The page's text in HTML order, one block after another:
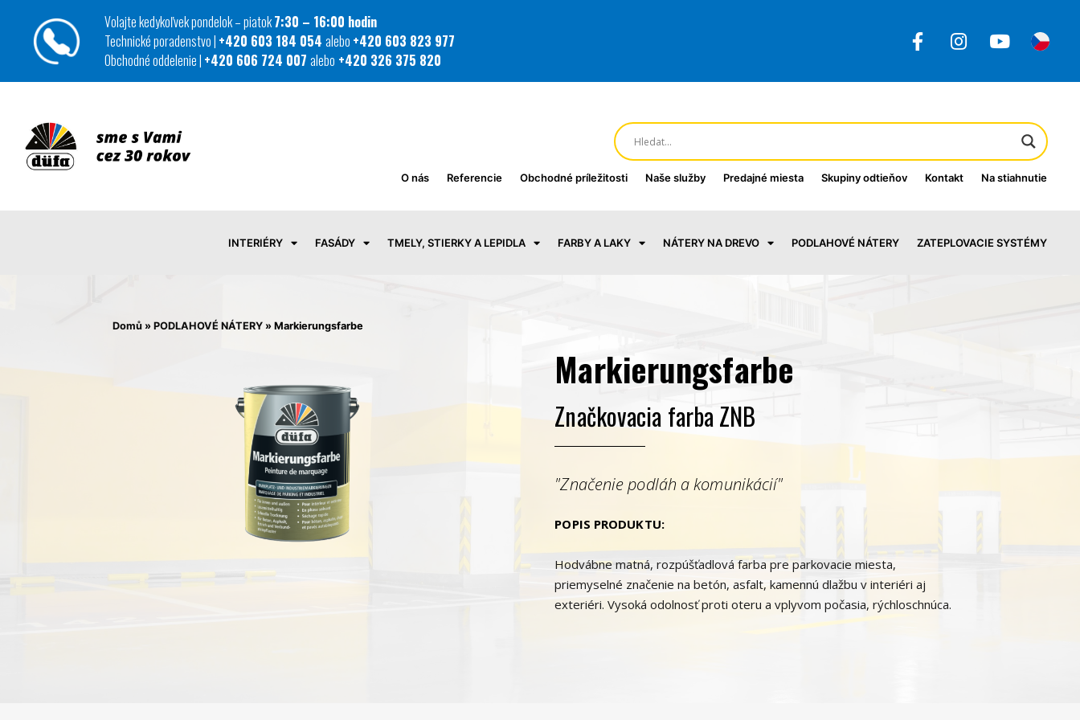
Volajte kedykoľvek pondelok – piatok7:30 – 16:00 hodin
Technické poradenstvo | +420 603 184 054alebo +420 603 823 977
Obchodné oddelenie | +420 606 724 007alebo +420 326 375 820
O nás Referencie Obchodné príležitosti Naše služby Predajné miesta Skupiny odtieňov Kontakt Na stiahnutie
INTERIÉRY FASÁDY TMELY, STIERKY A LEPIDLA FARBY A LAKY NÁTERY NA DREVO PODLAHOVÉ NÁTERY ZATEPLOVACIE SYSTÉMY
Domů » PODLAHOVÉ NÁTERY » Markierungsfarbe
Markierungsfarbe
Značkovacia farba ZNB
"Značenie podláh a komunikácií"
POPIS PRODUKTU:
Hodvábne matná, rozpúšťadlová farba pre parkovacie miesta,
priemyselné značenie na betón, asfalt, kamennú dlažbu v interiéri aj
exteriéri. Vysoká odolnosť proti oteru a vplyvom počasia, rýchloschnúca.